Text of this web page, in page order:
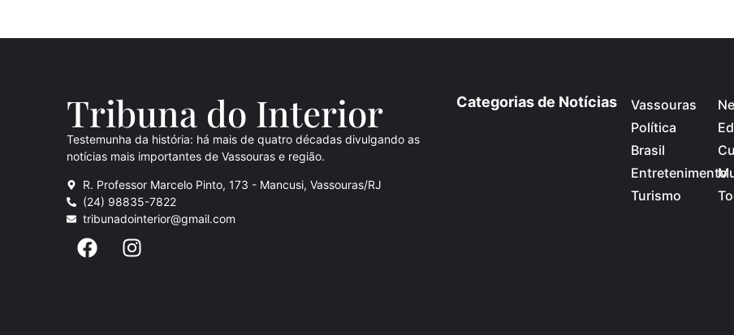
Tribuna do Interior
Testemunha da história: há mais de quatro décadas divulgando as
notícias mais importantes de Vassouras e região.
R. Professor Marcelo Pinto, 173 - Mancusi, Vassouras/RJ
(24) 98835-7822
tribunadointerior@gmail.com
Categorias de Notícias
Vassouras
Política
Brasil
Entretenimento
Turismo